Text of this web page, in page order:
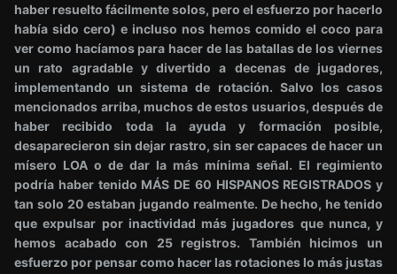
haber resuelto fácilmente solos, pero el esfuerzo por hacerlo
había sido cero) e incluso nos hemos comido el coco para
ver como hacíamos para hacer de las batallas de los viernes
un rato agradable y divertido a decenas de jugadores,
implementando un sistema de rotación. Salvo los casos
mencionados arriba, muchos de estos usuarios, después de
haber recibido toda la ayuda y formación posible,
desaparecieron sin dejar rastro, sin ser capaces de hacer un
mísero LOA o de dar la más mínima señal. El regimiento
podría haber tenido MÁS DE 60 HISPANOS REGISTRADOS y
tan solo 20 estaban jugando realmente. De hecho, he tenido
que expulsar por inactividad más jugadores que nunca, y
hemos acabado con 25 registros. También hicimos un
esfuerzo por pensar como hacer las rotaciones lo más justas